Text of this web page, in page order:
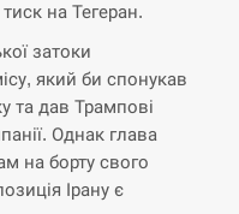
підрозділ
на Тегеран.
затоки
який би спонукав
та дав Трампові
Однак глава
на борту свого
Ірану є